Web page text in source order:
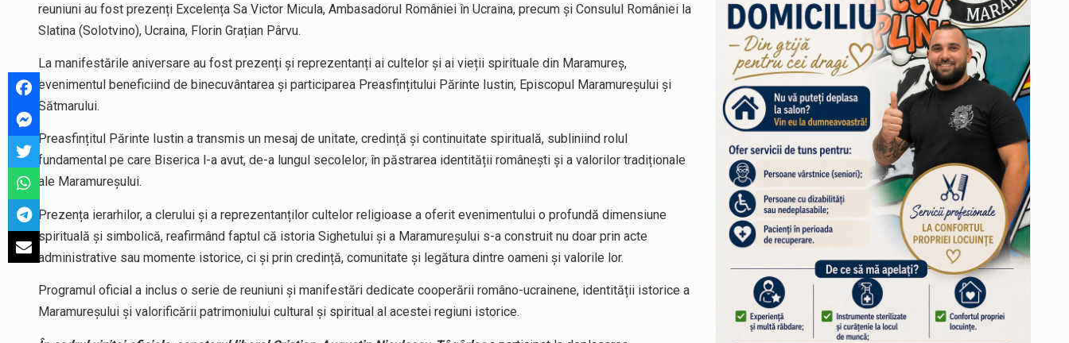
reuniuni au fost prezenți Excelența Sa Victor Micula, Ambasadorul României în Ucraina, precum și Consulul României la
Slatina (Solotvino), Ucraina, Florin Grațian Pârvu.
La manifestările aniversare au fost prezenți și reprezentanți ai cultelor și ai vieții spirituale din Maramureș,
evenimentul beneficiind de binecuvântarea și participarea Preasfințitului Părinte Iustin, Episcopul Maramureșului și
Sătmarului.
Preasfințitul Părinte Iustin a transmis un mesaj de unitate, credință și continuitate spirituală, subliniind rolul
fundamental pe care Biserica l-a avut, de-a lungul secolelor, în păstrarea identității românești și a valorilor tradiționale
ale Maramureșului.
Prezența ierarhilor, a clerului și a reprezentanților cultelor religioase a oferit evenimentului o profundă dimensiune
spirituală și simbolică, reafirmând faptul că istoria Sighetului și a Maramureșului s-a construit nu doar prin acte
administrative sau momente istorice, ci și prin credință, comunitate și legătura dintre oameni și valorile lor.
Programul oficial a inclus o serie de reuniuni și manifestări dedicate cooperării româno-ucrainene, identității istorice a
Maramureșului și valorificării patrimoniului cultural și spiritual al acestei regiuni istorice.